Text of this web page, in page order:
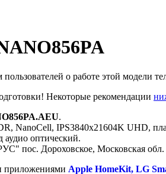
о работе этой модели
Некоторые рекомендации
.
NanoCell, IPS3840x21604K UHD,
оптический.
пос. Дороховское, Московская обл.
приложениями Apple HomeKit, LG